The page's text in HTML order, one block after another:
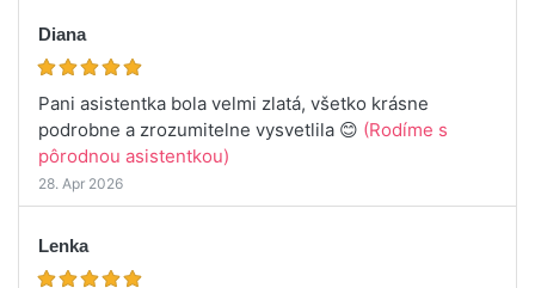
Diana
Pani asistentka bola velmi zlatá, všetko krásne
podrobne a zrozumitelne vysvetlila 😊 (Rodíme s
pôrodnou asistentkou)
28. Apr 2026
Lenka